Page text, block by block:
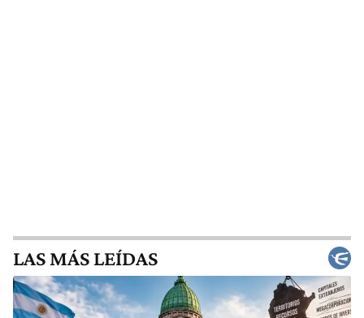
LAS MÁS LEÍDAS